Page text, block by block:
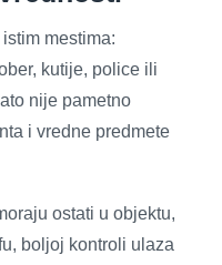
mestima:
kutije, police ili
nije pametno
i vredne predmete
ostati u objektu,
boljoj kontroli ulaza